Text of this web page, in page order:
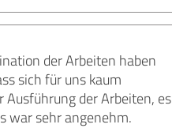
der Arbeiten haben
sich für uns kaum
der Arbeiten, es
war sehr angenehm.